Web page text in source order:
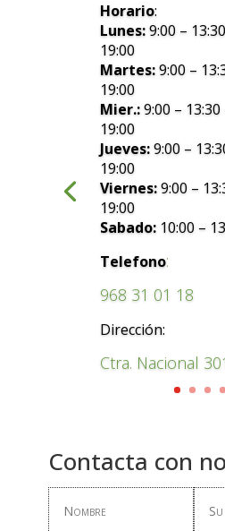
Horario:
Lunes:9:00 –
19:00
Martes:9:00 –
19:00
Mier.:9:00 –
19:00
Jueves:9:00 –
19:00
Viernes:9:00 –
19:00
Sabado: 10:00 –
Telefono:
968 31 01 18
Dirección:
Ctra. Nacional
Contacta con